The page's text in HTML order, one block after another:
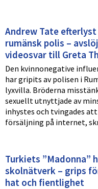
Andrew Tate
rumänsk polis –
videosvar till Greta
Den kvinnonegative
har gripits av polisen i
lyxvilla. Bröderna
sexuellt utnyttjade av
inhystes och tvingades
försäljning på internet,
Turkiets ”Madonna”
skolnätverk – grips
hat och fientlighet